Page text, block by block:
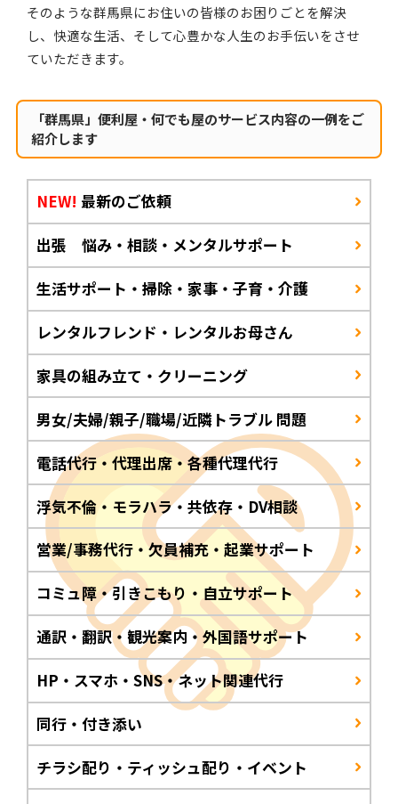
そのような群馬県にお住いの皆様のお困りごとを解決
し、快適な生活、そして心豊かな人生のお手伝いをさせ
ていただきます。
「群馬県」便利屋・何でも屋のサービス内容の一例をご
紹介します
NEW! 最新のご依頼
出張 悩み・相談・メンタルサポート
生活サポート・掃除・家事・子育・介護
レンタルフレンド・レンタルお母さん
家具の組み立て・クリーニング
男女/夫婦/親子/職場/近隣トラブル 問題
電話代行・代理出席・各種代理代行
浮気不倫・モラハラ・共依存・DV相談
営業/事務代行・欠員補充・起業サポート
コミュ障・引きこもり・自立サポート
通訳・翻訳・観光案内・外国語サポート
HP・スマホ・SNS・ネット関連代行
同行・付き添い
チラシ配り・ティッシュ配り・イベント